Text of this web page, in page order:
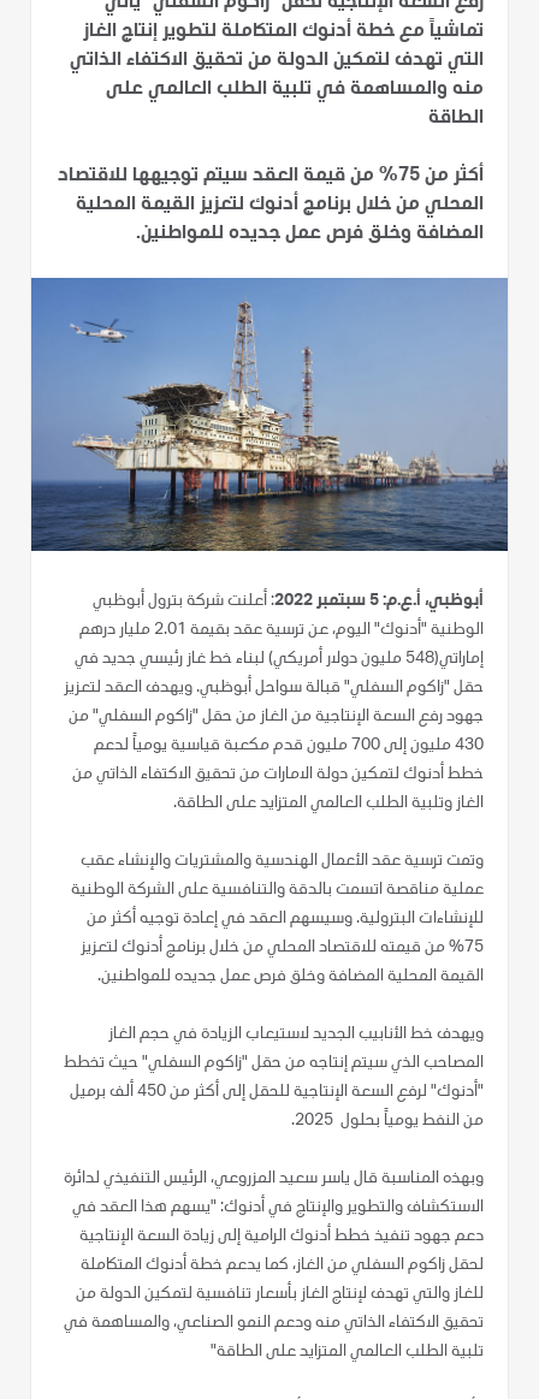
تماشياً مع خطة أدنوك المتكاملة لتطوير إنتاج الغاز
التي تهدف لتمكين الدولة من تحقيق الاكتفاء الذاتي
منه والمساهمة في تلبية الطلب العالمي على
الطاقة
أكثر من 75% من قيمة العقد سيتم توجيهها للاقتصاد
المحلي من خلال برنامج أدنوك لتعزيز القيمة المحلية
المضافة وخلق فرص عمل جديده للمواطنين.
أبوظبي، أ.ع.م: 5 سبتمبر 2022
: أعلنت شركة بترول أبوظبي
الوطنية "أدنوك" اليوم، عن ترسية عقد بقيمة 2.01 مليار درهم
إماراتي(548 مليون دولار أمريكي) لبناء خط غاز رئيسي جديد في
حقل "زاكوم السفلي" قبالة سواحل أبوظبي. ويهدف العقد لتعزيز
جهود رفع السعة الإنتاجية من الغاز من حقل "زاكوم السفلي" من
430 مليون إلى 700 مليون قدم مكعبة قياسية يومياً لدعم
خطط أدنوك لتمكين دولة الامارات من تحقيق الاكتفاء الذاتي من
الغاز وتلبية الطلب العالمي المتزايد على الطاقة.
وتمت ترسية عقد الأعمال الهندسية والمشتريات والإنشاء عقب
عملية مناقصة اتسمت بالدقة والتنافسية على الشركة الوطنية
للإنشاءات البترولية. وسيسهم العقد في إعادة توجيه أكثر من
75% من قيمته للاقتصاد المحلي من خلال برنامج أدنوك لتعزيز
القيمة المحلية المضافة وخلق فرص عمل جديده للمواطنين.
ويهدف خط الأنابيب الجديد لاستيعاب الزيادة في حجم الغاز
المصاحب الذي سيتم إنتاجه من حقل "زاكوم السفلي" حيث تخطط
"أدنوك" لرفع السعة الإنتاجية للحقل إلى أكثر من 450 ألف برميل
من النفط يومياً بحلول 2025.
وبهذه المناسبة قال ياسر سعيد المزروعي، الرئيس التنفيذي لدائرة
الاستكشاف والتطوير والإنتاج في أدنوك: "يسهم هذا العقد في
دعم جهود تنفيذ خطط أدنوك الرامية إلى زيادة السعة الإنتاجية
لحقل زاكوم السفلي من الغاز، كما يدعم خطة أدنوك المتكاملة
للغاز والتي تهدف لإنتاج الغاز بأسعار تنافسية لتمكين الدولة من
تحقيق الاكتفاء الذاتي منه ودعم النمو الصناعي، والمساهمة في
تلبية الطلب العالمي المتزايد على الطاقة"